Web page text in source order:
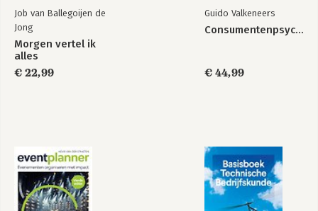
23 Succes als marketingtool 166
24 Special souvenir for you… 170
Woord van dank 174
Index 176
Job van Ballegoijen de
Jong
Morgen vertel ik
alles
€ 22,99
Guido Valkeneers
Consumentenpsychologie
€ 44,99